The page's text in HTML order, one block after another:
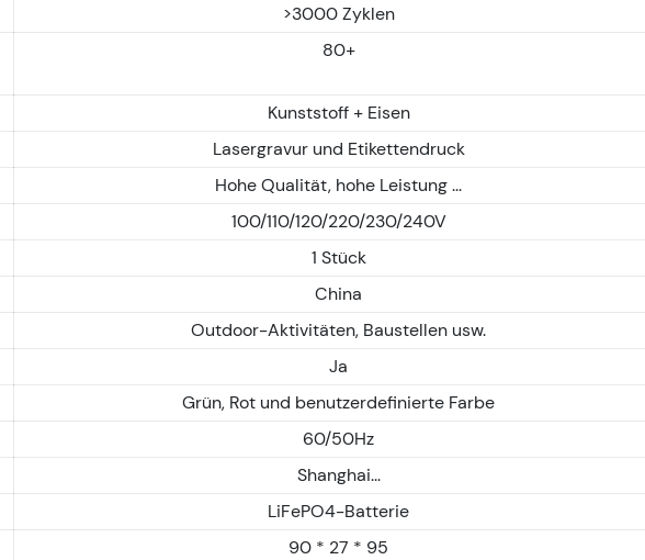
>3000 Zyklen
80+
Kunststoff + Eisen
Lasergravur und Etikettendruck
Hohe Qualität, hohe Leistung ...
100/110/120/220/230/240V
1 Stück
China
Outdoor-Aktivitäten, Baustellen usw.
Ja
Grün, Rot und benutzerdefinierte Farbe
60/50Hz
Shanghai...
LiFePO4-Batterie
90 * 27 * 95